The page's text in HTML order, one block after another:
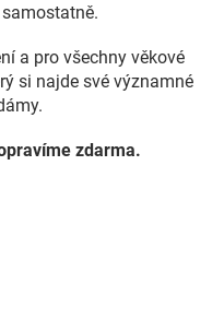
a pro všechny věkové
si najde své významné
zdarma.